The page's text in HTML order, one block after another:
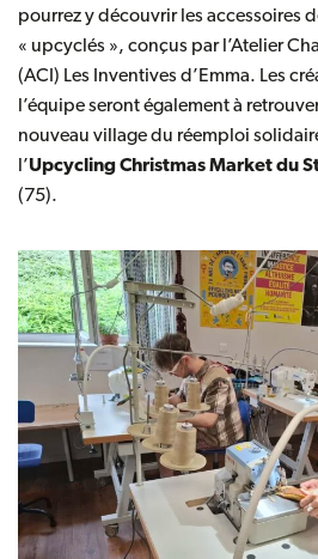
pourrez y découvrir les accessoires
« upcyclés », conçus par l’Atelier
(ACI) Les Inventives d’Emma. Les
l’équipe seront également à
nouveau village du réemploi
l’Upcycling Christmas Market du
(75).